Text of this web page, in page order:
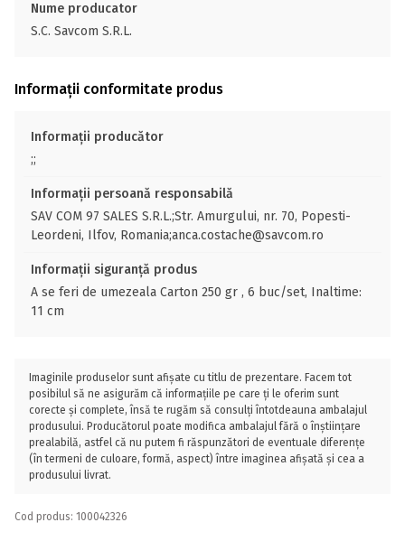
Nume producator
S.C. Savcom S.R.L.
Informații conformitate produs
Informații producător
;;
Informații persoană responsabilă
SAV COM 97 SALES S.R.L.;Str. Amurgului, nr. 70, Popesti-
Leordeni, Ilfov, Romania;anca.costache@savcom.ro
Informații siguranță produs
A se feri de umezeala Carton 250 gr , 6 buc/set, Inaltime:
11 cm
Imaginile produselor sunt afișate cu titlu de prezentare. Facem tot
posibilul să ne asigurăm că informațiile pe care ți le oferim sunt
corecte și complete, însă te rugăm să consulți întotdeauna ambalajul
produsului. Producătorul poate modifica ambalajul fără o înștiințare
prealabilă, astfel că nu putem fi răspunzători de eventuale diferențe
(în termeni de culoare, formă, aspect) între imaginea afișată și cea a
produsului livrat.
Cod produs: 100042326